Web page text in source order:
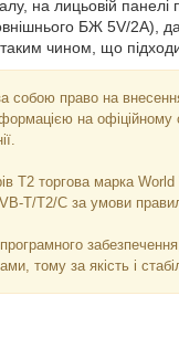
на лицьовій
БЖ 5V/2A),
чином, що
собою право на
на офіційному
T2 торгова марка World
T/Т2/C за умови
тому за якість і